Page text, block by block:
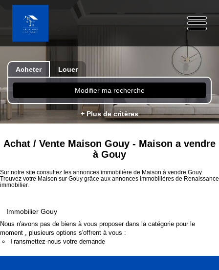
Acheter Louer
Modifier ma recherche
+ Plus de critères
Achat / Vente Maison Gouy - Maison a vendre
à Gouy
Sur notre site consultez les annonces immobilière de Maison à vendre Gouy.
Trouvez votre Maison sur Gouy grâce aux annonces immobilières de Renaissance
immobilier.
Immobilier Gouy
Nous n'avons pas de biens à vous proposer dans la catégorie pour le
moment , plusieurs options s'offrent à vous :
Transmettez-nous votre demande